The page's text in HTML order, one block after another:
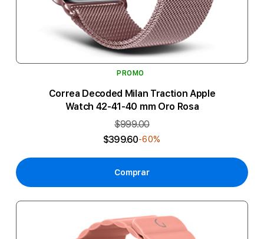
PROMO
Correa Decoded Milan Traction Apple
Watch 42-41-40 mm Oro Rosa
$999.00
$399.60-60%
Comprar